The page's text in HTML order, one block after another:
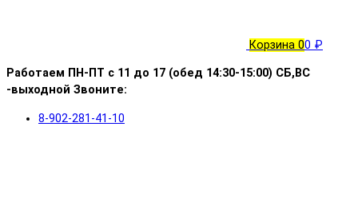
Корзина 00 ₽
Работаем ПН-ПТ с 11 до 17 (обед 14:30-15:00) СБ,ВС
-выходной Звоните:
8-902-281-41-10